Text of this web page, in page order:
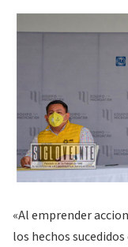
«Al emprender
los hechos